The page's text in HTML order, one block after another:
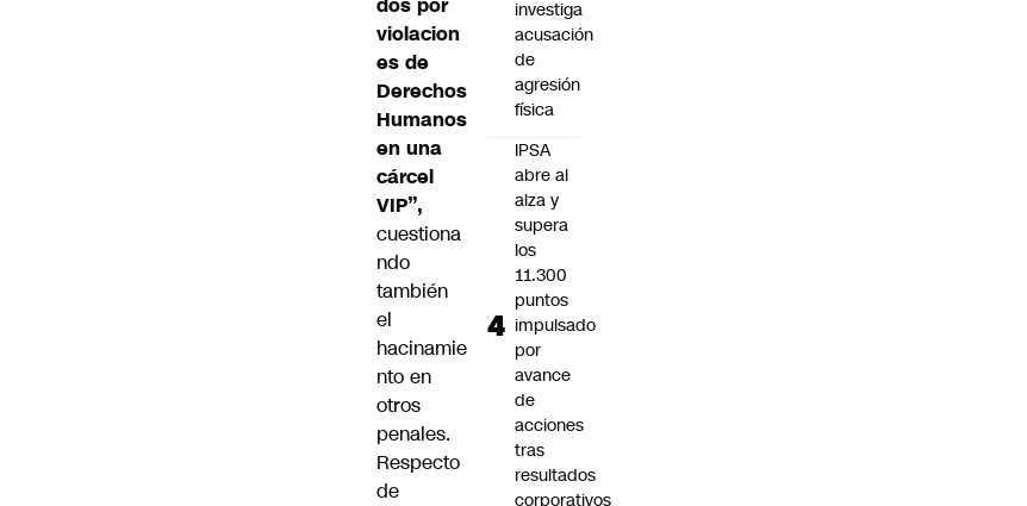
violacion
es de
Derechos
Humanos
en una
cárcel
VIP”,
cuestiona
ndo
también
el
hacinamie
nto en
otros
penales.
Respecto
de
investiga
acusación
de
agresión
física
IPSA
abre al
alza y
supera
los
11.300
puntos
impulsado
por
avance
de
acciones
tras
resultados
corporativos